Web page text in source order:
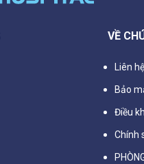
VỀ
Liên hệ
Bảo
Điều
Chính